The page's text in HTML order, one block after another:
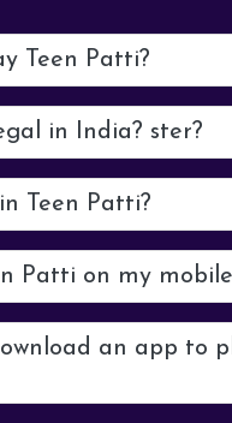
Teen Patti?
in India? ster?
Teen Patti?
Patti on my
an app to